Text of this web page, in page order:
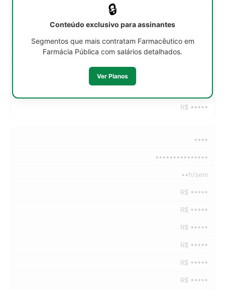
R$ •••••
R$ •••••
••••
•••••••••••••••
••h/sem
R$ •••••
R$ •••••
R$ •••••
R$ •••••
R$ •••••
R$ •••••
🔒
Conteúdo exclusivo para assinantes
Segmentos que mais contratam Farmacêutico em
Farmácia Pública com salários detalhados.
Ver Planos